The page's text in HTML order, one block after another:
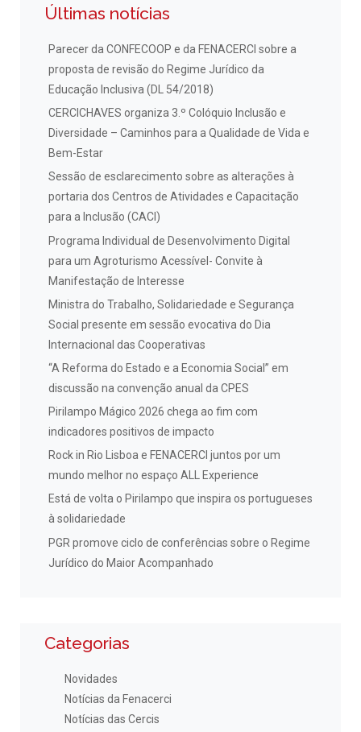
Últimas notícias
Parecer da CONFECOOP e da FENACERCI sobre a
proposta de revisão do Regime Jurídico da
Educação Inclusiva (DL 54/2018)
CERCICHAVES organiza 3.º Colóquio Inclusão e
Diversidade – Caminhos para a Qualidade de Vida e
Bem-Estar
Sessão de esclarecimento sobre as alterações à
portaria dos Centros de Atividades e Capacitação
para a Inclusão (CACI)
Programa Individual de Desenvolvimento Digital
para um Agroturismo Acessível- Convite à
Manifestação de Interesse
Ministra do Trabalho, Solidariedade e Segurança
Social presente em sessão evocativa do Dia
Internacional das Cooperativas
“A Reforma do Estado e a Economia Social” em
discussão na convenção anual da CPES
Pirilampo Mágico 2026 chega ao fim com
indicadores positivos de impacto
Rock in Rio Lisboa e FENACERCI juntos por um
mundo melhor no espaço ALL Experience
Está de volta o Pirilampo que inspira os portugueses
à solidariedade
PGR promove ciclo de conferências sobre o Regime
Jurídico do Maior Acompanhado
Categorias
Novidades
Notícias da Fenacerci
Notícias das Cercis